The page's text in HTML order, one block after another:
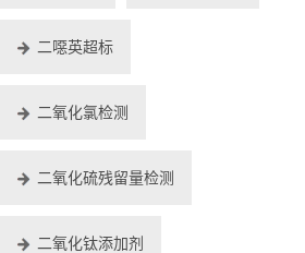
二噁英超标
二氧化氯检测
二氧化硫残留量检测
二氧化钛添加剂